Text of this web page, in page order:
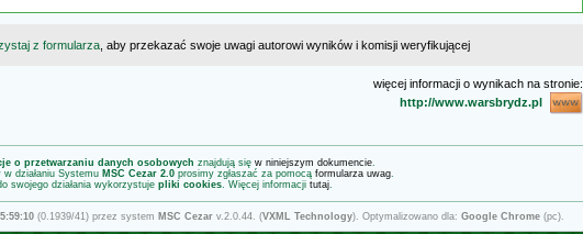
z formularza , aby przekazać swoje uwagi autorowi wyników i komisji weryfikującej
więcej informacji o wynikach na stronie:
http://www.warsbrydz.pl
o przetwarzaniu danych osobowych znajdują się w niniejszym dokumencie.
w działaniu Systemu MSC Cezar 2.0 prosimy zgłaszać za pomocą formularza uwag.
swojego działania wykorzystuje pliki cookies. Więcej informacji tutaj.
(0.1939/41) przez system MSC Cezarv.2.0.44. (VXML Technology). Optymalizowano dla: Google Chrome(pc).